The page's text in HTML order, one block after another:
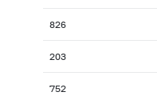
826
203
752